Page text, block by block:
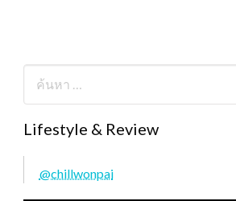
Lifestyle & Review
@chillwonpai